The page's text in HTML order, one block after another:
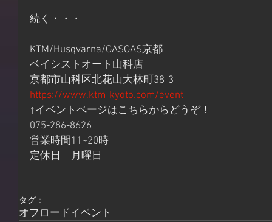
続く・・・
KTM/Husqvarna/GASGAS京都
ベイシストオート山科店
京都市山科区北花山大林町38-3
https://www.ktm-kyoto.com/event
↑イベントページはこちらからどうぞ！
075-286-8626
営業時間11~20時
定休日　月曜日
タグ：
オフロードイベント